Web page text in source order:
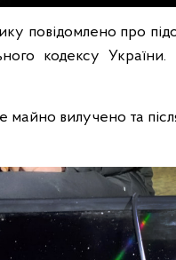
повідомлено про
кодексу
майно вилучено та